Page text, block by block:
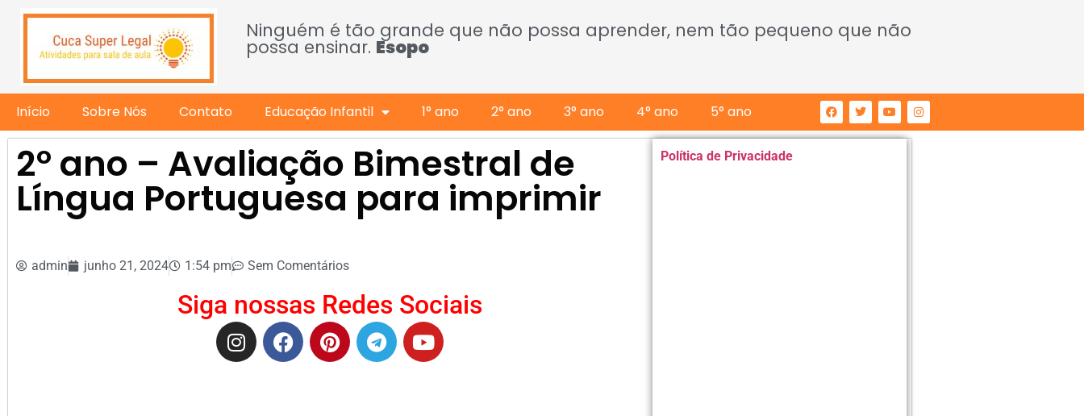
Ninguém é tão grande que não possa aprender, nem tão pequeno que não
possa ensinar. Esopo
Início Sobre Nós Contato Educação Infantil 1° ano 2° ano 3° ano 4° ano 5° ano
2º ano – Avaliação Bimestral de
Língua Portuguesa para imprimir
admin junho 21, 2024 1:54 pm Sem Comentários
Siga nossas Redes Sociais
Política de Privacidade